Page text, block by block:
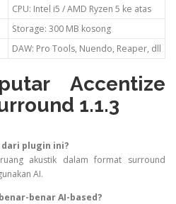
CPU: Intel i5 / AMD Ryzen 5 ke atas
Storage: 300 MB kosong
DAW: Pro Tools, Nuendo, Reaper, dll
Accentize
1.1.3
plugin ini?
akustik dalam format surround
AI.
benar AI-based?